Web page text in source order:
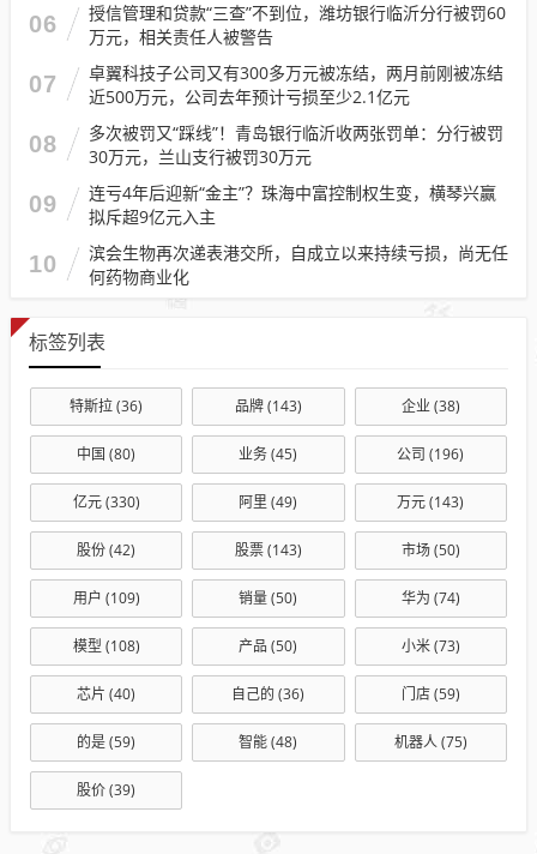
06
授信管理和贷款“三查”不到位，潍坊银行临沂分行被罚60
万元，相关责任人被警告
07
卓翼科技子公司又有300多万元被冻结，两月前刚被冻结
近500万元，公司去年预计亏损至少2.1亿元
08
多次被罚又“踩线”！青岛银行临沂收两张罚单：分行被罚
30万元，兰山支行被罚30万元
09
连亏4年后迎新“金主”？珠海中富控制权生变，横琴兴赢
拟斥超9亿元入主
10
滨会生物再次递表港交所，自成立以来持续亏损，尚无任
何药物商业化
标签列表
特斯拉(36) 品牌(143) 企业(38)
中国 (80) 业务(45) 公司 (196)
亿元(330) 阿里 (49) 万元(143)
股份(42) 股票(143) 市场(50)
用户 (109) 销量(50) 华为 (74)
模型 (108) 产品 (50) 小米(73)
芯片 (40) 自己的 (36) 门店(59)
的是(59) 智能(48) 机器人(75)
股价(39)